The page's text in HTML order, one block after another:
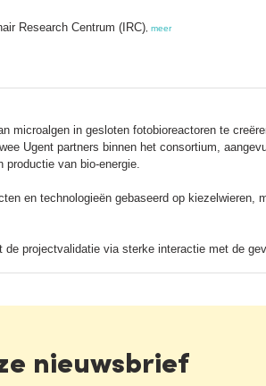
Research Centrum (IRC) meer
in gesloten fotobioreactoren te
Ugent partners binnen het consortium,
van bio-energie.
en technologieën gebaseerd op kiezelwieren,
projectvalidatie via sterke interactie met de
nieuwsbrief